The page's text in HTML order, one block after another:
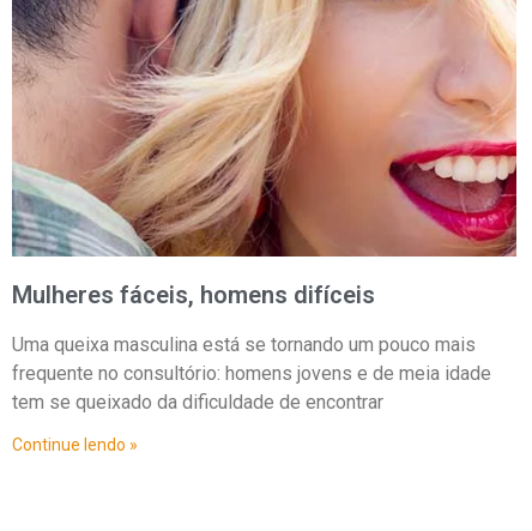
Mulheres fáceis, homens difíceis
Uma queixa masculina está se tornando um pouco mais
frequente no consultório: homens jovens e de meia idade
tem se queixado da dificuldade de encontrar
Continue lendo »